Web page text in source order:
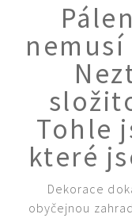
Tohle
které
Dekorace
obyčejnou